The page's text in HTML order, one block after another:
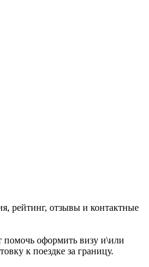
рейтинг, отзывы и контактные
оформить визу и\или
к поездке за границу.